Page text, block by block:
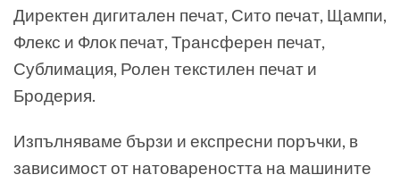
Директен дигитален печат, Сито печат, Щампи,
Флекс и Флок печат, Трансферен печат,
Сублимация, Ролен текстилен печат и
Бродерия.
Изпълняваме бързи и експресни поръчки, в
зависимост от натовареността на машините